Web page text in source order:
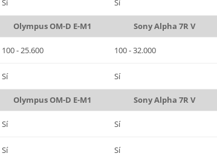
Sí Sí
Olympus OM-D E-M1 Sony Alpha 7R V
100 - 25.600 100 - 32.000
Sí Sí
Olympus OM-D E-M1 Sony Alpha 7R V
Sí Sí
Sí Sí